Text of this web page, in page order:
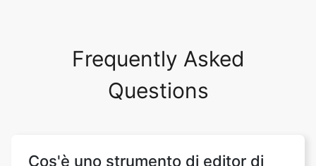
Cos'è uno strumento di editor di